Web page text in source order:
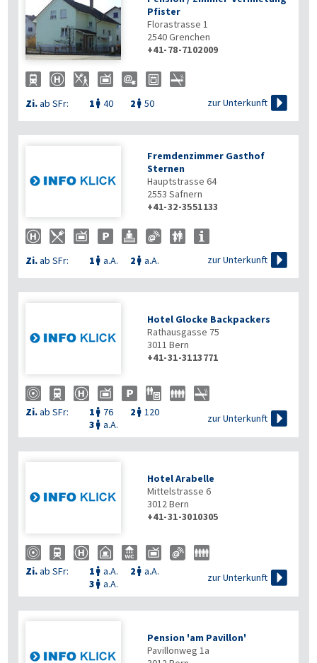
Pfister
Florastrasse 1
2540Grenchen
+41-78-7102009
Zi.ab SFr: 1  40 2  50 zur Unterkunft 
Fremdenzimmer Gasthof
Sternen
Hauptstrasse 64
2553 Safnern
+41-32-3551133
Zi.ab SFr: 1  a.A. 2  a.A. zur Unterkunft 
Hotel Glocke Backpackers
Rathausgasse 75
3011 Bern
+41-31-3113771
Zi.ab SFr: 1  76 2  120
3  a.A.
zur Unterkunft 
Hotel Arabelle
Mittelstrasse 6
3012Bern
+41-31-3010305
Zi.ab SFr: 1  a.A. 2  a.A.
3  a.A.
zur Unterkunft 
Pension 'am Pavillon'
Pavillonweg 1a